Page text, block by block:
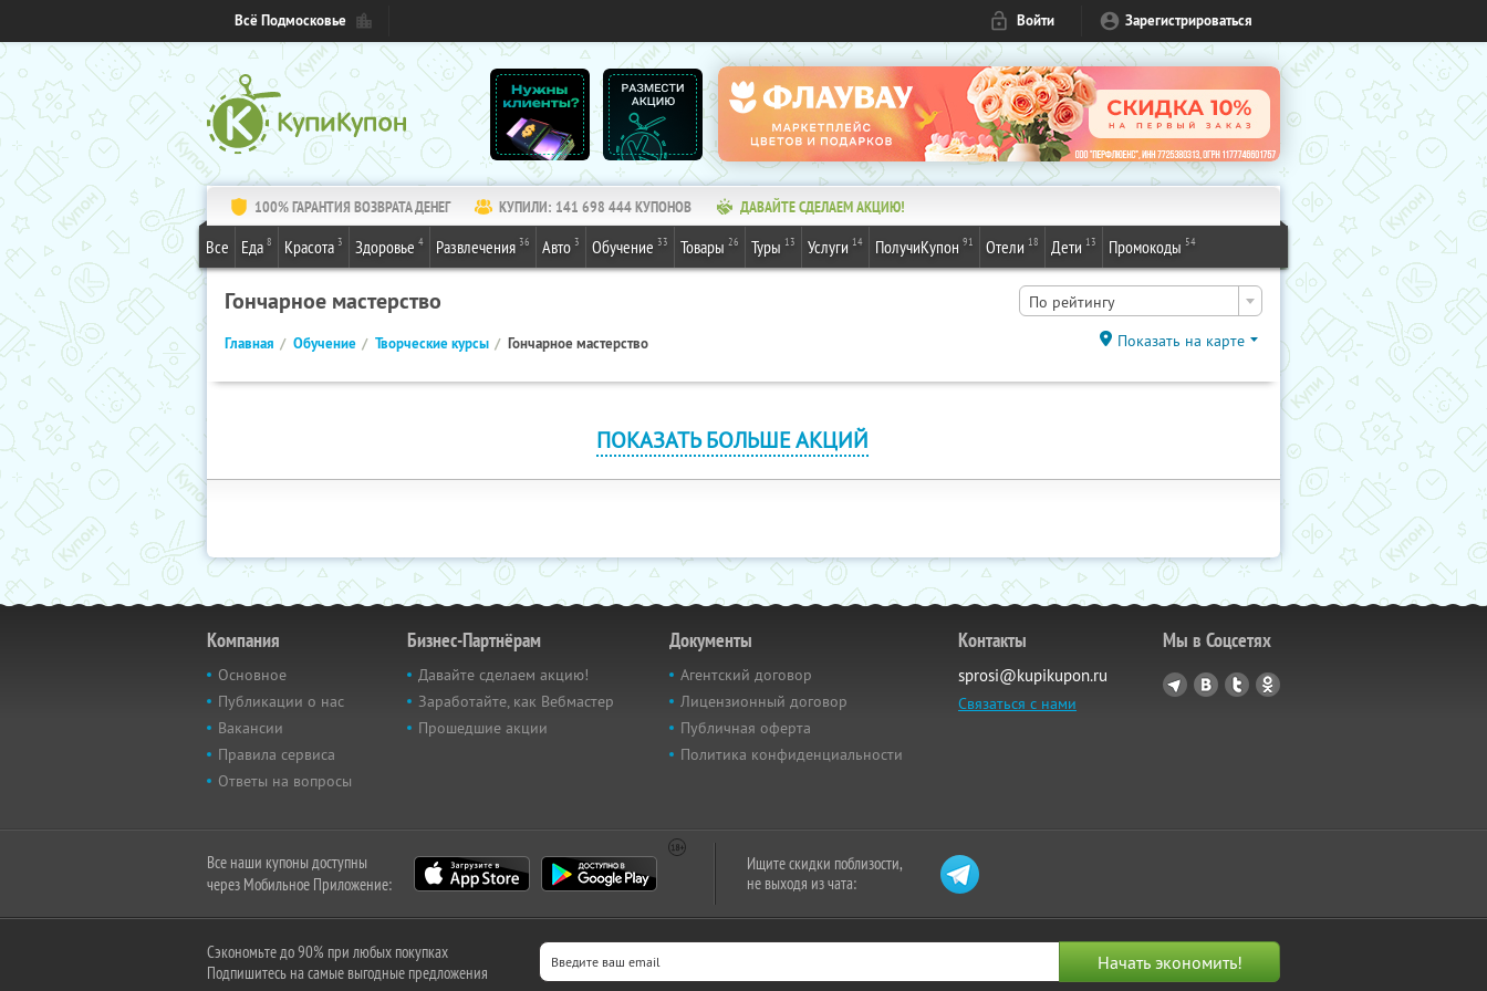
Всё Подмосковье Войти Зарегистрироваться
100% ГАРАНТИЯ ВОЗВРАТА ДЕНЕГ КУПИЛИ: 141 698 444КУПОНОВ ДАВАЙТЕ СДЕЛАЕМ АКЦИЮ!
Все Еда 8 Красота 3 Здоровье 4 Развлечения 36 Авто 3 Обучение 33 Товары 26 Туры 13 Услуги 14 ПолучиКупон 91 Отели 18 Дети 13 Промокоды 54
Гончарное мастерство По рейтингу
Главная Обучение Творческие курсы Гончарное мастерство Показать на карте
ПОКАЗАТЬ БОЛЬШЕ АКЦИЙ
Компания
Основное
Публикации о нас
Вакансии
Правила сервиса
Ответы на вопросы
Бизнес-Партнёрам
Давайте сделаем акцию!
Заработайте, как Вебмастер
Прошедшие акции
Документы
Агентский договор
Лицензионный договор
Публичная оферта
Политика конфиденциальности
Контакты
sprosi@kupikupon.ru
Связаться с нами
Мы в Соцсетях
Все наши купоны доступны
через Мобильное Приложение:
Ищите скидки поблизости,
не выходя из чата:
Сэкономьте до 90% при любых покупках
Подпишитесь на самые выгодные предложения